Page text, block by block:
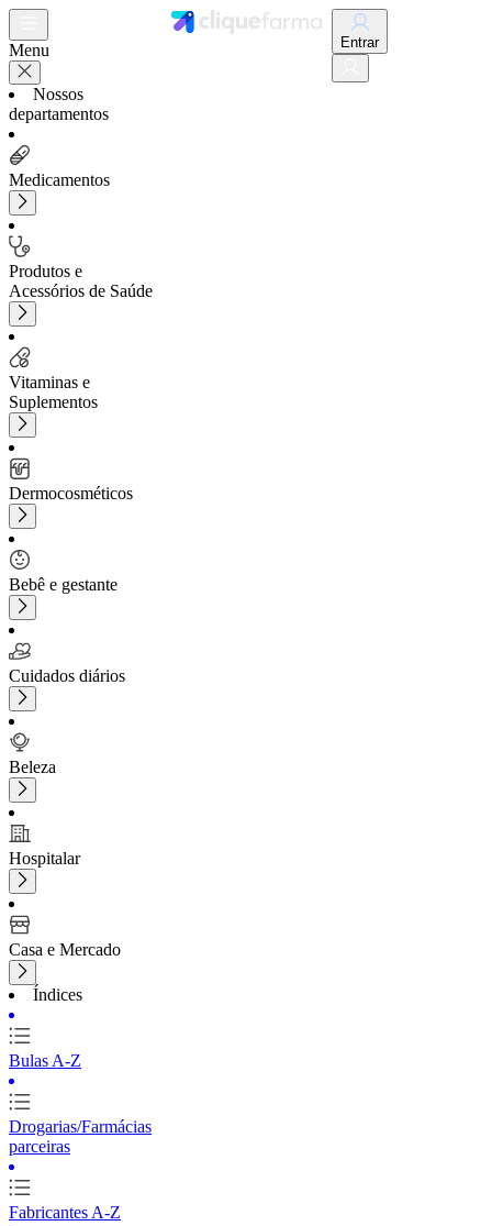
Menu
Nossos
departamentos
Medicamentos
Produtos e
Acessórios de Saúde
Vitaminas e
Suplementos
Dermocosméticos
Bebê e gestante
Cuidados diários
Beleza
Hospitalar
Casa e Mercado
Índices
Bulas A-Z
Drogarias/Farmácias
parceiras
Fabricantes A-Z
Entrar